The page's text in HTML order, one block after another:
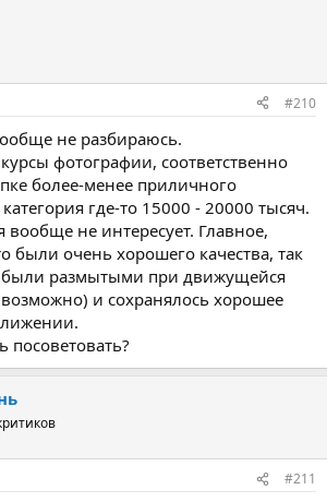
#210
не разбираюсь.
фотографии, соответственно
более-менее приличного
где-то 15000 - 20000 тысяч.
не интересует. Главное,
были очень хорошего качества, так
размытыми при движущейся
и сохранялось хорошее
посоветовать?
#211